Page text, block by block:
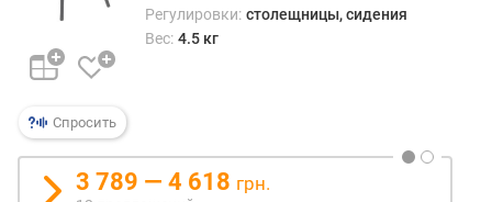
к
о
л
ч
е
с
т
Спросить
Регулировки: столещницы, сидения
Вес: 4.5 кг
3 789 — 4 618 грн.